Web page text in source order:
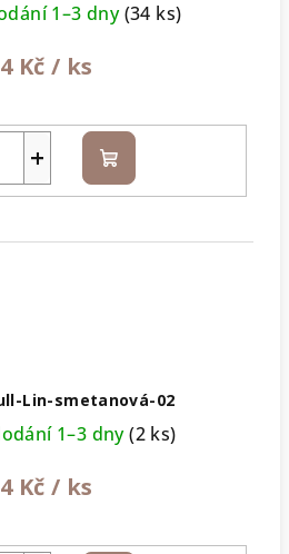
1–3 dny(34 ks)
Kč / ks
+ Do
košíku
Lin-smetanová-02
1–3 dny(2 ks)
Kč / ks